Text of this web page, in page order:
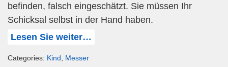
befinden, falsch eingeschätzt. Sie müssen Ihr
Schicksal selbst in der Hand haben.
Lesen Sie weiter…
Categories: Kind Messer